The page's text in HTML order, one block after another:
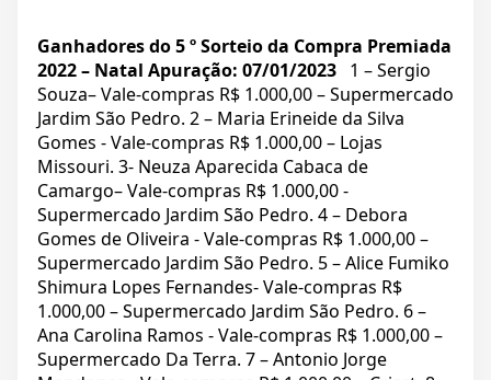
Ganhadores do 5 º Sorteio da Compra Premiada
2022 – Natal Apuração: 07/01/20231 – Sergio
Souza– Vale-compras R$ 1.000,00 – Supermercado
Jardim São Pedro. 2 – Maria Erineide da Silva
Gomes - Vale-compras R$ 1.000,00 – Lojas
Missouri. 3- Neuza Aparecida Cabaca de
Camargo– Vale-compras R$ 1.000,00 -
Supermercado Jardim São Pedro. 4 – Debora
Gomes de Oliveira - Vale-compras R$ 1.000,00 –
Supermercado Jardim São Pedro. 5 – Alice Fumiko
Shimura Lopes Fernandes- Vale-compras R$
1.000,00 – Supermercado Jardim São Pedro. 6 –
Ana Carolina Ramos - Vale-compras R$ 1.000,00 –
Supermercado Da Terra. 7 – Antonio Jorge